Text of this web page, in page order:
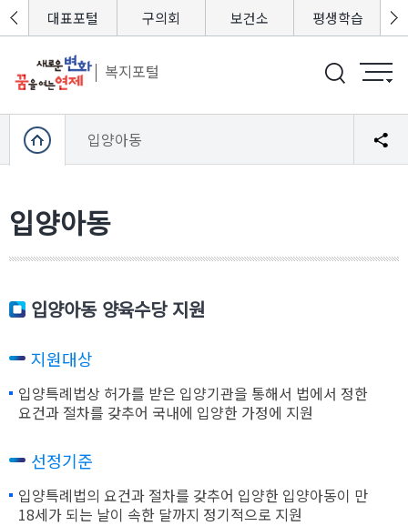
복지포털
털 대표포털 구의회 보건소 평생학습
입양아동
입양아동
입양아동 양육수당 지원
지원대상
입양특례법상 허가를 받은 입양기관을 통해서 법에서 정한
요건과 절차를 갖추어 국내에 입양한 가정에 지원
선정기준
입양특례법의 요건과 절차를 갖추어 입양한 입양아동이 만
18세가 되는 날이 속한 달까지 정기적으로 지원